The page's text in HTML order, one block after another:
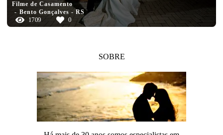
Filme de Casamento
Bento Gonçalves - RS
1709 0
SOBRE